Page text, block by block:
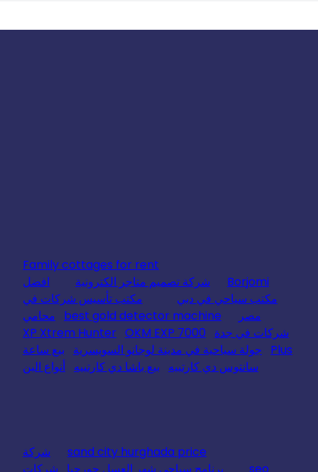
Family cottages for rent
Borjomi
شركة تصميم متاجر الكترونية
افضل
مكتب سياحي في دبي
مكتب تأسيس شركات في
مصر
best gold detector machine
محامي
شركات في جدة
XP Xtrem Hunter OKM EXP 7000
Plus
جولة سياحية في مدينة لوجانو السويسرية
بيع ساعة
سانتوس دي كارتييه
بيع باشا دي كارتييه أنواع البن
sand city hurghada price
شركة